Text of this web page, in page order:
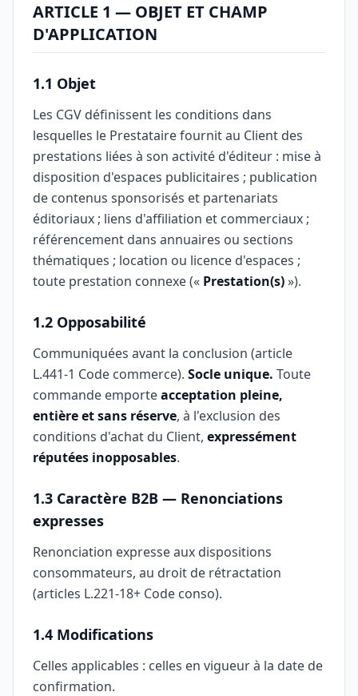
ARTICLE 1 — OBJET ET CHAMP
D'APPLICATION
1.1 Objet
Les CGV définissent les conditions dans
lesquelles le Prestataire fournit au Client des
prestations liées à son activité d'éditeur : mise à
disposition d'espaces publicitaires ; publication
de contenus sponsorisés et partenariats
éditoriaux ; liens d'affiliation et commerciaux ;
référencement dans annuaires ou sections
thématiques ; location ou licence d'espaces ;
toute prestation connexe (« Prestation(s)»).
1.2 Opposabilité
Communiquées avant la conclusion (article
L.441-1 Code commerce). Socle unique. Toute
commande emporteacceptation pleine,
entière et sans réserve, à l'exclusion des
conditions d'achat du Client, expressément
réputées inopposables.
1.3 Caractère B2B — Renonciations
expresses
Renonciation expresse aux dispositions
consommateurs, au droit de rétractation
(articles L.221-18+ Code conso).
1.4 Modifications
Celles applicables : celles en vigueur à la date de
confirmation.